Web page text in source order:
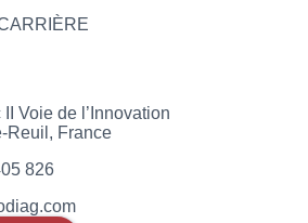
Voie de l’Innovation
Reuil, France
826